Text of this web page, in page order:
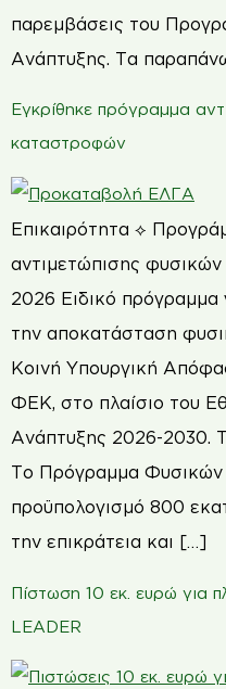
παρεμβάσεις του
Ανάπτυξης. Τα
Εγκρίθηκε πρόγραμμα
καταστροφών
Επικαιρότητα ⟡
αντιμετώπισης
2026 Ειδικό πρόγραμμα
την αποκατάσταση
Κοινή Υπουργική
ΦΕΚ, στο πλαίσιο του
Ανάπτυξης 2026-2030.
Το Πρόγραμμα Φυσικών
προϋπολογισμό 800
την επικράτεια και […]
Πίστωση 10 εκ. ευρώ για
LEADER